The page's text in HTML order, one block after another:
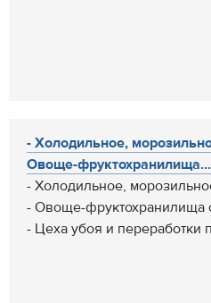
- Холодильное,
Овоще-фруктохранилища...
- Холодильное,
- Овоще-фруктохранилища
- Цеха убоя и переработки